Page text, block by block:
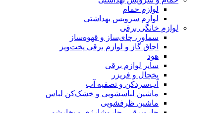
لوازم حمام
لوازم سرویس بهداشتی
لوازم خانگی برقی
سماور، چای‌ساز و قهوه‌ساز
اجاق گاز و لوازم برقی پخت‌وپز
هود
سایر لوازم برقی
یخچال و فریزر
آب‌سردکن و تصفیه آب
ماشین لباسشویی و خشک‌کن لباس
ماشین ظرفشویی